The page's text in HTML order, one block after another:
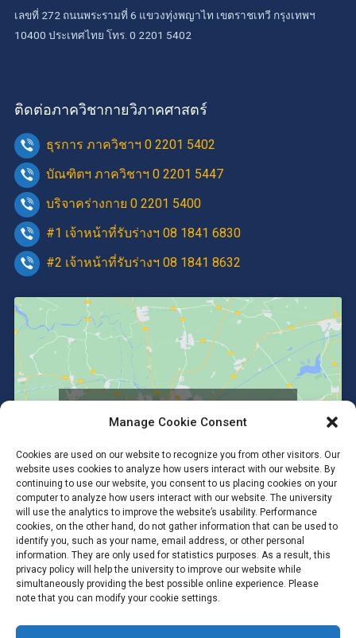
Manage Cookie Consent
Cookies are used on our website to recognize you from other visitors. Our
website uses cookies to analyze how users interact with our website. By
continuing to use our website, you consent to us placing cookies on your
computer to analyze how users interact with our website. The university
will use the analytics to improve the website’s usability. Performance
cookies, on the other hand, do not gather information that can be used to
identify you, such as your name, email address, or other personal
information. They are only used for statistics purposes. As a result, this
privacy policy will help the university to improve our website while
simultaneously providing the best possible online experience. Please
note that you can modify your cookie settings.
เลขที่ 272 ถนนพระรามที่ 6 แขวงทุ่งพญาไท เขตราชเทวี กรุงเทพฯ
10400 ประเทศไทย โทร. 0 2201 5402
ติดต่อภาควิชากายวิภาคศาสตร์
ธุรการ ภาควิชาฯ 0 2201 5402
บัณฑิตฯ ภาควิชาฯ 0 2201 5447
บริจาคร่างกาย 0 2201 5400
#1 เจ้าหน้าที่รับร่างฯ 08 1841 6830
#2 เจ้าหน้าที่รับร่างฯ 08 1841 8632
enable this content